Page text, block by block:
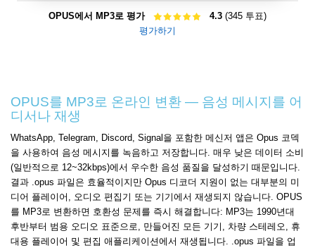
OPUS에서 MP3로 평가 4.3 (345 투표)
평가하기
OPUS를 MP3로 온라인 변환 — 음성 메시지를 어
디서나 재생
WhatsApp, Telegram, Discord, Signal을 포함한 메신저 앱은 Opus 코덱
을 사용하여 음성 메시지를 녹음하고 저장합니다. 매우 낮은 데이터 소비
(일반적으로 12~32kbps)에서 우수한 음성 품질을 달성하기 때문입니다.
결과 .opus 파일은 효율적이지만 Opus 디코더 지원이 없는 대부분의 미
디어 플레이어, 오디오 편집기 또는 기기에서 재생되지 않습니다. OPUS
를 MP3로 변환하면 호환성 문제를 즉시 해결합니다: MP3는 1990년대
후반부터 범용 오디오 표준으로, 만들어진 모든 기기, 차량 스테레오, 휴
대용 플레이어 및 편집 애플리케이션에서 재생됩니다. .opus 파일을 업